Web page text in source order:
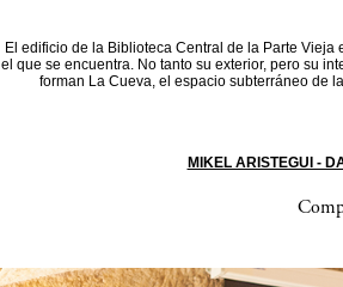
El edificio de la Biblioteca Central de la Parte
el que se encuentra. No tanto su exterior, pero su
forman La Cueva, el espacio subterráneo de
MIKEL ARISTEGUI -